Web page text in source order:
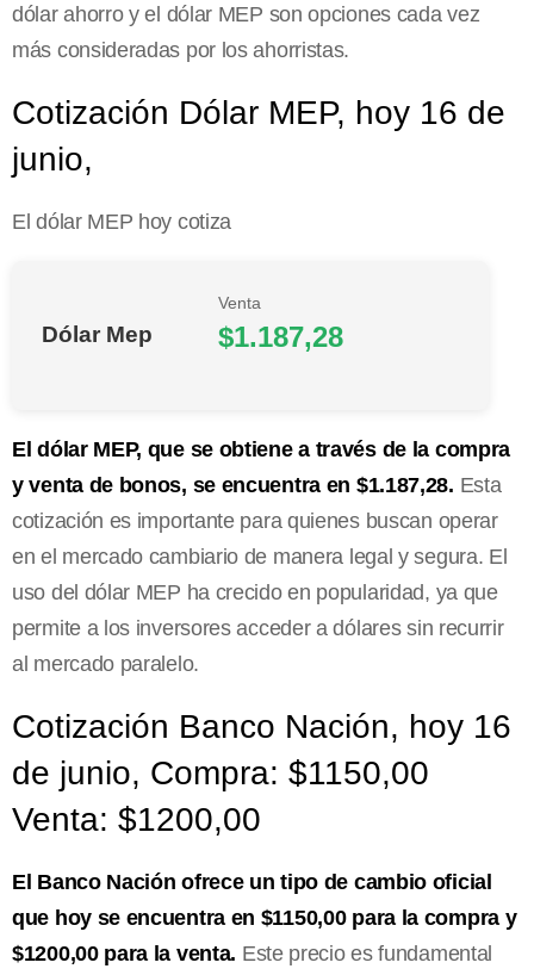
dólar ahorro y el dólar MEP son opciones cada vez
más consideradas por los ahorristas.
Cotización Dólar MEP, hoy 16 de
junio,
El dólar MEP hoy cotiza
Dólar Mep
Venta
$1.187,28
El dólar MEP, que se obtiene a través de la compra
y venta de bonos, se encuentra en $1.187,28. Esta
cotización es importante para quienes buscan operar
en el mercado cambiario de manera legal y segura. El
uso del dólar MEP ha crecido en popularidad, ya que
permite a los inversores acceder a dólares sin recurrir
al mercado paralelo.
Cotización Banco Nación, hoy 16
de junio, Compra: $1150,00
Venta: $1200,00
El Banco Nación ofrece un tipo de cambio oficial
que hoy se encuentra en $1150,00 para la compra y
$1200,00 para la venta. Este precio es fundamental